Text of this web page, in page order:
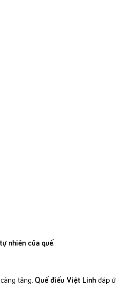
nhiên của quế.
tăng. Quế điếu Việt Linh đáp